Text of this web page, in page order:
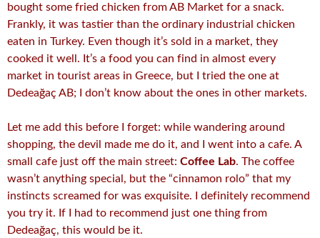
bought some fried chicken from AB Market for a snack.
Frankly, it was tastier than the ordinary industrial chicken
eaten in Turkey. Even though it’s sold in a market, they
cooked it well. It’s a food you can find in almost every
market in tourist areas in Greece, but I tried the one at
Dedeağaç AB; I don’t know about the ones in other markets.
Let me add this before I forget: while wandering around
shopping, the devil made me do it, and I went into a cafe. A
small cafe just off the main street: Coffee Lab. The coffee
wasn’t anything special, but the “cinnamon rolo” that my
instincts screamed for was exquisite. I definitely recommend
you try it. If I had to recommend just one thing from
Dedeağaç, this would be it.